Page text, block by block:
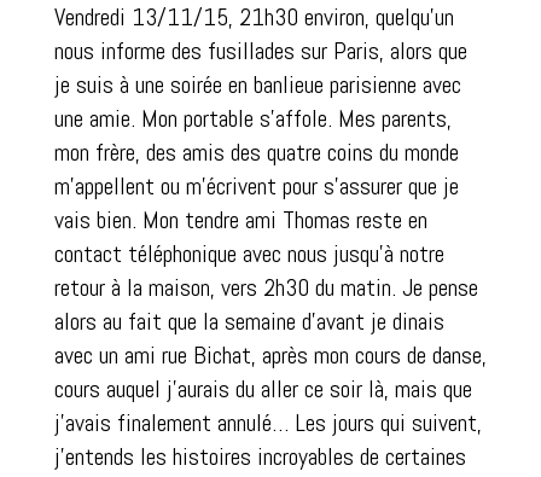
Vendredi 13/11/15, 21h30 environ, quelqu’un
nous informe des fusillades sur Paris, alors que
je suis à une soirée en banlieue parisienne avec
une amie. Mon portable s’affole. Mes parents,
mon frère, des amis des quatre coins du monde
m’appellent ou m’écrivent pour s’assurer que je
vais bien. Mon tendre ami Thomas reste en
contact téléphonique avec nous jusqu’à notre
retour à la maison, vers 2h30 du matin. Je pense
alors au fait que la semaine d’avant je dinais
avec un ami rue Bichat, après mon cours de danse,
cours auquel j’aurais du aller ce soir là, mais que
j’avais finalement annulé… Les jours qui suivent,
j’entends les histoires incroyables de certaines